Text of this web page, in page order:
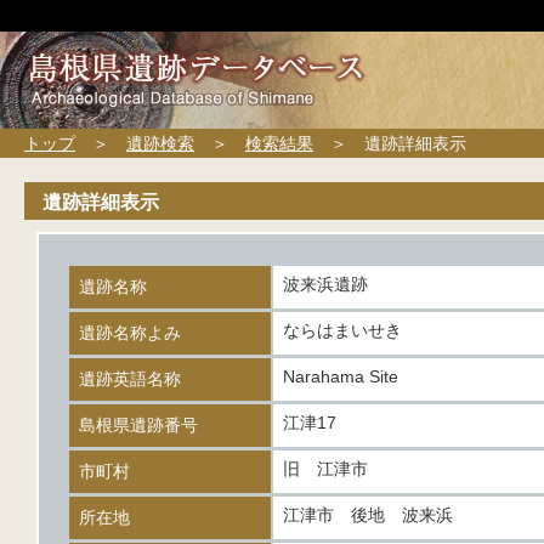
トップ＞ 遺跡検索 ＞ 検索結果 ＞ 遺跡詳細表示
遺跡詳細表示
遺跡名称 波来浜遺跡
遺跡名称よみ ならはまいせき
遺跡英語名称 Narahama Site
島根県遺跡番号 江津17
市町村 旧 江津市
所在地 江津市 後地 波来浜